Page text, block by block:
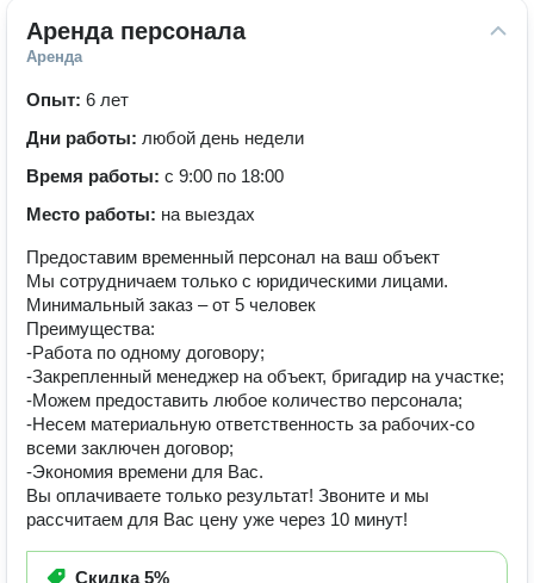
Аренда персонала
Аренда
Опыт: 6 лет
Дни работы: любой день недели
Время работы: с 9:00 по 18:00
Место работы: на выездах
Предоставим временный персонал на ваш объект
Мы сотрудничаем только с юридическими лицами.
Минимальный заказ – от 5 человек
Преимущества:
-Работа по одному договору;
-Закрепленный менеджер на объект, бригадир на участке;
-Можем предоставить любое количество персонала;
-Несем материальную ответственность за рабочих-со
всеми заключен договор;
-Экономия времени для Вас.
Вы оплачиваете только результат! Звоните и мы
рассчитаем для Вас цену уже через 10 минут!
Скидка5%